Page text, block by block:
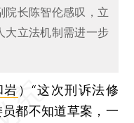
院长陈智伦感叹，立
大立法机制需进一步
岩 ）“这次刑诉法修
都不知道草案，一